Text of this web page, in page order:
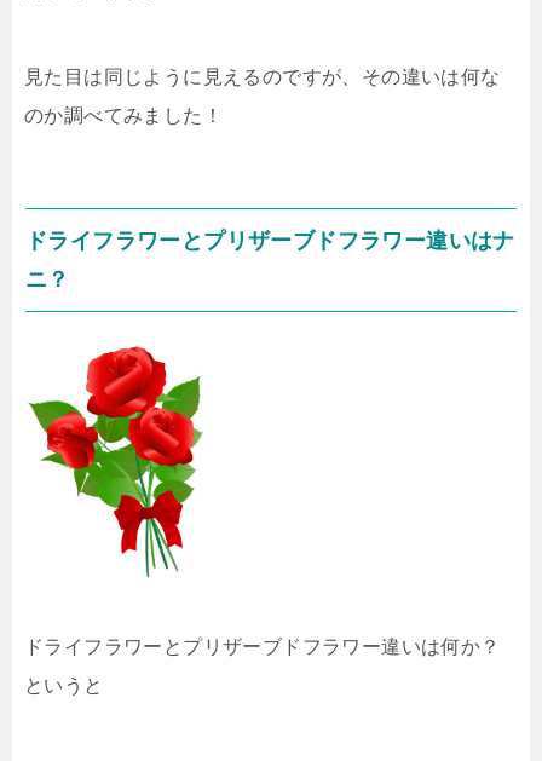
見た目は同じように見えるのですが、その違いは何な
のか調べてみました！
ドライフラワーとプリザーブドフラワー違いはナ
ニ？
ドライフラワーとプリザーブドフラワー違いは何か？
というと